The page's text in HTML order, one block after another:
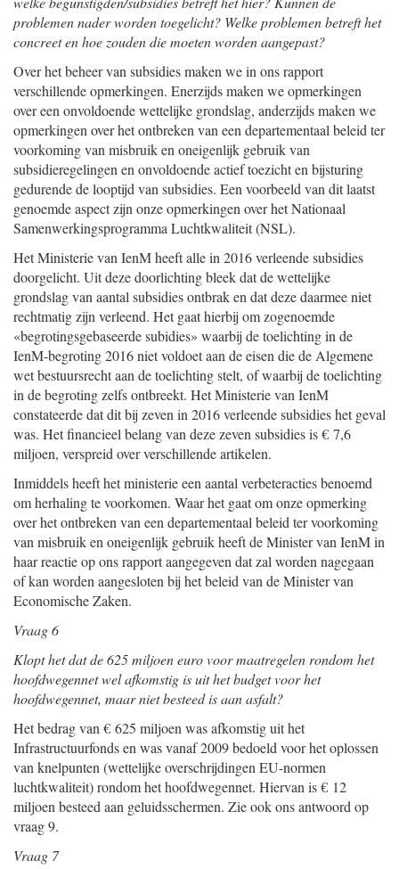
problemen nader worden toegelicht? Welke problemen betreft het
concreet en hoe zouden die moeten worden aangepast?
Over het beheer van subsidies maken we in ons rapport
verschillende opmerkingen. Enerzijds maken we opmerkingen
over een onvoldoende wettelijke grondslag, anderzijds maken we
opmerkingen over het ontbreken van een departementaal beleid ter
voorkoming van misbruik en oneigenlijk gebruik van
subsidieregelingen en onvoldoende actief toezicht en bijsturing
gedurende de looptijd van subsidies. Een voorbeeld van dit laatst
genoemde aspect zijn onze opmerkingen over het Nationaal
Samenwerkingsprogramma Luchtkwaliteit (NSL).
Het Ministerie van IenM heeft alle in 2016 verleende subsidies
doorgelicht. Uit deze doorlichting bleek dat de wettelijke
grondslag van aantal subsidies ontbrak en dat deze daarmee niet
rechtmatig zijn verleend. Het gaat hierbij om zogenoemde
«begrotingsgebaseerde subidies» waarbij de toelichting in de
IenM-begroting 2016 niet voldoet aan de eisen die de Algemene
wet bestuursrecht aan de toelichting stelt, of waarbij de toelichting
in de begroting zelfs ontbreekt. Het Ministerie van IenM
constateerde dat dit bij zeven in 2016 verleende subsidies het geval
was. Het financieel belang van deze zeven subsidies is € 7,6
miljoen, verspreid over verschillende artikelen.
Inmiddels heeft het ministerie een aantal verbeteracties benoemd
om herhaling te voorkomen. Waar het gaat om onze opmerking
over het ontbreken van een departementaal beleid ter voorkoming
van misbruik en oneigenlijk gebruik heeft de Minister van IenM in
haar reactie op ons rapport aangegeven dat zal worden nagegaan
of kan worden aangesloten bij het beleid van de Minister van
Economische Zaken.
Vraag 6
Klopt het dat de 625 miljoen euro voor maatregelen rondom het
hoofdwegennet wel afkomstig is uit het budget voor het
hoofdwegennet, maar niet besteed is aan asfalt?
Het bedrag van € 625 miljoen was afkomstig uit het
Infrastructuurfonds en was vanaf 2009 bedoeld voor het oplossen
van knelpunten (wettelijke overschrijdingen EU-normen
luchtkwaliteit) rondom het hoofdwegennet. Hiervan is € 12
miljoen besteed aan geluidsschermen. Zie ook ons antwoord op
vraag 9.
Vraag 7